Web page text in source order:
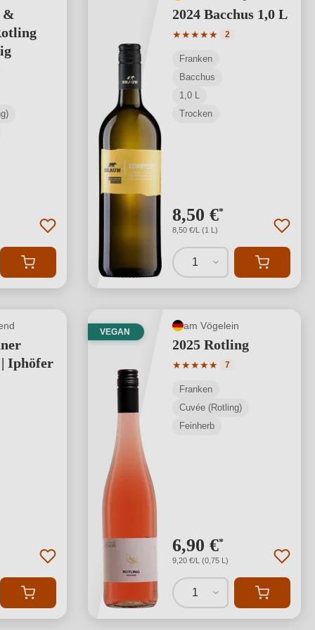
&
Bewertung von 5 von 5 Sternen
2024 Bacchus 1,0 L
★★★★★
Durchschnittliche
2
Franken
Bacchus
1,0 L
Trocken
8,50 €*
8,50 €/L (1 L)
1
Iphöfer
VEGAN
am Vögelein
2025 Rotling
★★★★★
Durchschnittliche
7
Franken
Cuvée (Rotling)
Feinherb
6,90 €*
9,20 €/L (0,75 L)
1